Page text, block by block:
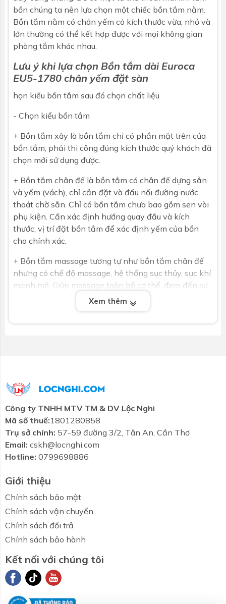
tiết
kiệm
Thương hiệu
bồn chúng ta nên lựa chọn một chiếc bồn tắm nằm.
Bồn tắm nằm có chân yếm có kích thước vừa, nhỏ và
lớn thường có thể kết hợp được với mọi không gian
phòng tắm khác nhau.
Lưu ý khi lựa chọn Bồn tắm dài Euroca
EU5-1780 chân yếm đặt sàn
họn kiểu bồn tắm sau đó chọn chất liệu
- Chọn kiểu bồn tắm
+ Bồn tắm xây là bồn tắm chỉ có phần mặt trên của
bồn tắm, phải thi công đúng kích thước quý khách đã
chọn mới sử dụng được.
+ Bồn tắm chân đế là bồn tắm có chân đế dựng sẵn
và yếm (vách), chỉ cần đặt và đấu nối đường nước
thoát chờ sẵn. Chỉ có bồn tắm chưa bao gồm sen vòi
phụ kiện. Cần xác định hướng quay đầu và kích
thước, vị trí đặt bồn tắm để xác định yếm của bồn
cho chính xác.
+ Bồn tắm massage tương tự như bồn tắm chân đế
nhưng có chế độ massage, hệ thống sục thủy, sục khí
mạnh mẽ. Giúp massage toàn bộ cơ thể, đem đến sự
thoải mái nhất cho người dùng. Có phích cắm như các
thiết bị điện bình thường, cần thi công đường điện.
Đã bao gồm tất cả các phụ kiện tay sen vòi tắm. Cần
+ Chất liệu Acrylic: Nhựa thủy tinh độ bền cao
+ Chất liệu Milk Pearl
+ Chất liệu Galaxy: Siêu trắng kim tuyến
+ Chất liệu Pearl: Siêu trắng ngọc trai
Khuyến mãi chi tiết
Xây, chân yếm, massage
Xem thêm
Công ty TNHH MTV TM & DV Lộc Nghi
Mã số thuế:1801280858
Trụ sở chính: 57-59 đường 3/2, Tân An, Cần Thơ
Email: cskh@locnghi.com
Hotline: 0799698886
Giới thiệu
Chính sách bảo mật
Chính sách vận chuyển
Chính sách đổi trả
Chính sách bảo hành
Kết nối với chúng tôi